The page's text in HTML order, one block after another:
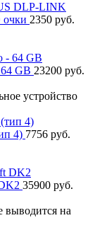
DLP-LINK
очки 2350 руб.
GB 23200 руб.
устройство
4) 7756 руб.
35900 руб.
выводится на